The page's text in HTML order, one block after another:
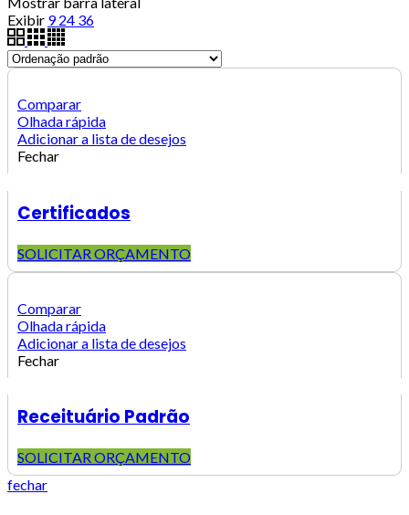
Exibir 9 24 36
Comparar
Olhada rápida
Adicionar a lista de desejos
Fechar
Certificados
SOLICITAR ORÇAMENTO
Comparar
Olhada rápida
Adicionar a lista de desejos
Fechar
Receituário Padrão
SOLICITAR ORÇAMENTO
fechar